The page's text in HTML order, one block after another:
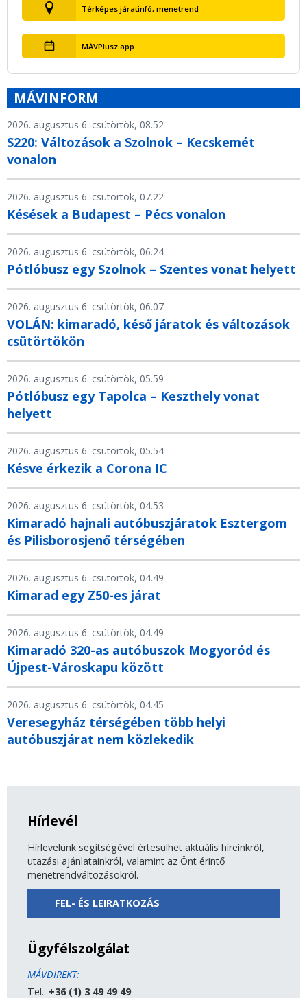
Térképes járatinfó, menetrend
MÁVPlusz app
MÁVINFORM
2026. augusztus 6. csütörtök, 08.52
S220: Változások a Szolnok – Kecskemét
vonalon
2026. augusztus 6. csütörtök, 07.22
Késések a Budapest – Pécs vonalon
2026. augusztus 6. csütörtök, 06.24
Pótlóbusz egy Szolnok – Szentes vonat helyett
2026. augusztus 6. csütörtök, 06.07
VOLÁN: kimaradó, késő járatok és változások
csütörtökön
2026. augusztus 6. csütörtök, 05.59
Pótlóbusz egy Tapolca – Keszthely vonat
helyett
2026. augusztus 6. csütörtök, 05.54
Késve érkezik a Corona IC
2026. augusztus 6. csütörtök, 04.53
Kimaradó hajnali autóbuszjáratok Esztergom
és Pilisborosjenő térségében
2026. augusztus 6. csütörtök, 04.49
Kimarad egy Z50-es járat
2026. augusztus 6. csütörtök, 04.49
Kimaradó 320-as autóbuszok Mogyoród és
Újpest-Városkapu között
2026. augusztus 6. csütörtök, 04.45
Veresegyház térségében több helyi
autóbuszjárat nem közlekedik
Hírlevél
Hírlevelünk segítségével értesülhet aktuális híreinkről,
utazási ajánlatainkról, valamint az Önt érintő
menetrendváltozásokról.
FEL- ÉS LEIRATKOZÁS
Ügyfélszolgálat
MÁVDIREKT:
Tel.: +36 (1) 3 49 49 49